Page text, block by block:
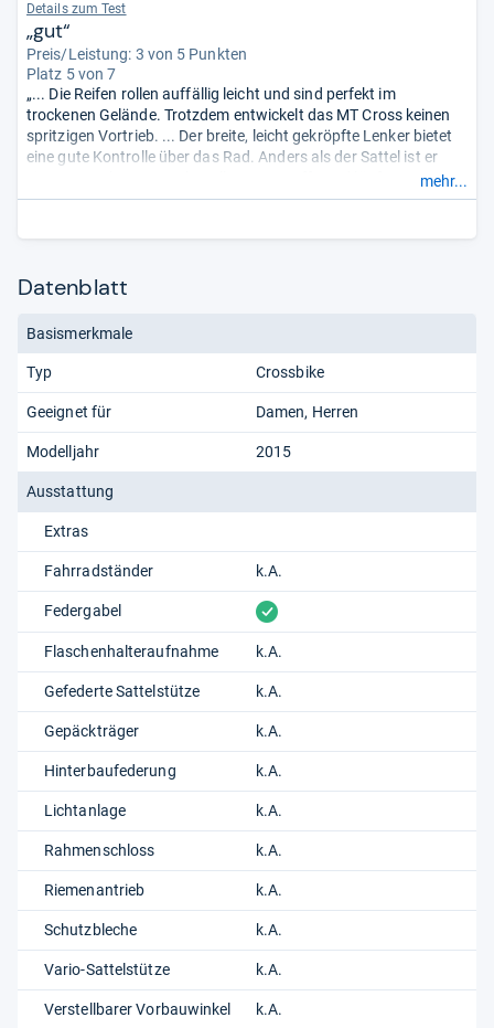
Details zum Test
„gut“
Preis/Leistung: 3 von 5 Punkten
Platz 5 von 7
„... Die Reifen rollen auffällig leicht und sind perfekt im
trockenen Gelände. Trotzdem entwickelt das MT Cross keinen
spritzigen Vortrieb. ... Der breite, leicht gekröpfte Lenker bietet
eine gute Kontrolle über das Rad. Anders als der Sattel ist er
liebsten geradeaus. Löcher und Wellen gleicht die sehr gute
mehr...
Datenblatt
Basismerkmale
Typ Crossbike
Geeignet für Damen Herren
Modelljahr 2015
Ausstattung
Extras
Fahrradständer k.A.
Federgabel vorhanden
Flaschenhalteraufnahme k.A.
Gefederte Sattelstütze k.A.
Gepäckträger k.A.
Hinterbaufederung k.A.
Lichtanlage k.A.
Rahmenschloss k.A.
Riemenantrieb k.A.
Schutzbleche k.A.
Vario-Sattelstütze k.A.
Verstellbarer Vorbauwinkel k.A.